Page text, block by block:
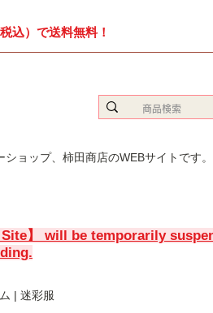
込）で送料無料！
ョップ、柿田商店のWEBサイトです。
】 will be temporarily
| 迷彩服